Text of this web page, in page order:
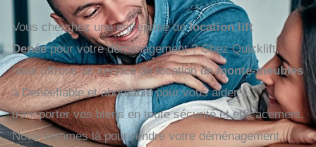
Vous cherchez une entreprise delocation lift
Denéepour votre déménagement ? Chez Quicklift,
nous offrons un service de location demonte-meubles
à Denéefiable et abordable pour vous aider à
transporter vos biens en toute sécurité et efficacement.
Nous sommes là pour rendre votre déménagement